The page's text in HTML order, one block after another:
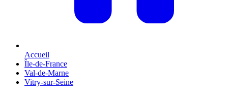
Accueil
Île-de-France
Val-de-Marne
Vitry-sur-Seine